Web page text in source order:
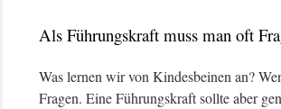
Als Führungskraft muss man oft
Was lernen wir von Kindesbeinen an?
Fragen. Eine Führungskraft sollte aber